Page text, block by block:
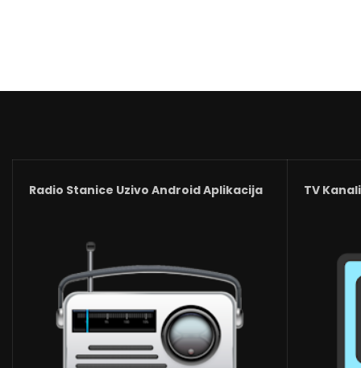
Radio Stanice Uzivo Android Aplikacija TV